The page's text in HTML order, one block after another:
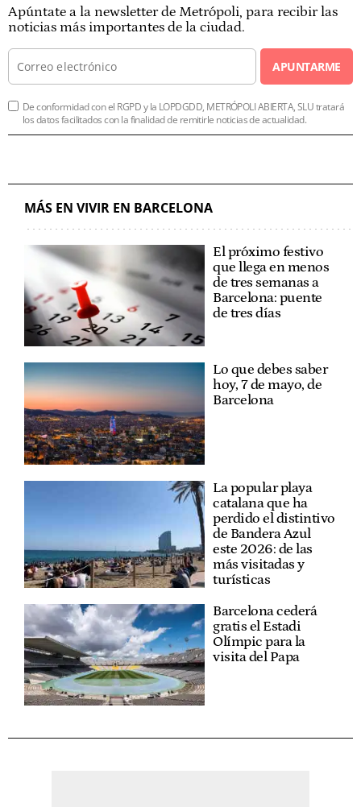
Apúntate a la newsletter de Metrópoli, para recibir las
noticias más importantes de la ciudad.
APUNTARME
De conformidad con el RGPD y la LOPDGDD, METRÓPOLI ABIERTA, SLU tratará
los datos facilitados con la finalidad de remitirle noticias de actualidad.
MÁS EN VIVIR EN BARCELONA
El próximo festivo
que llega en menos
de tres semanas a
Barcelona: puente
de tres días
Lo que debes saber
hoy, 7 de mayo, de
Barcelona
La popular playa
catalana que ha
perdido el distintivo
de Bandera Azul
este 2026: de las
más visitadas y
turísticas
Barcelona cederá
gratis el Estadi
Olímpic para la
visita del Papa